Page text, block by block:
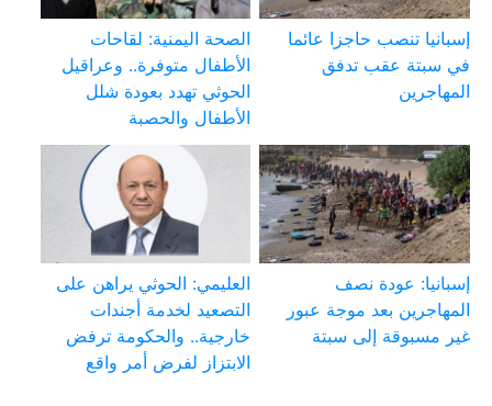
إسبانيا تنصب حاجزا عائما
في سبتة عقب تدفق
المهاجرين
الصحة اليمنية: لقاحات
الأطفال متوفرة.. وعراقيل
الحوثي تهدد بعودة شلل
الأطفال والحصبة
إسبانيا: عودة نصف
المهاجرين بعد موجة عبور
غير مسبوقة إلى سبتة
العليمي: الحوثي يراهن على
التصعيد لخدمة أجندات
خارجية.. والحكومة ترفض
الابتزاز لفرض أمر واقع